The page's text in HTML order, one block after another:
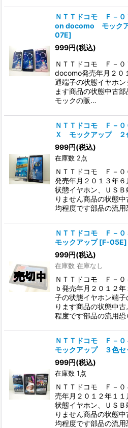
ＮＴＴドコモ Ｆ－
on docomo モック
07E]
999円(税込)
ＮＴＴドコモ Ｆ－
docomo発売年月２０
通端子の状態イヤホ
ます商品の状態中古
モックの販…
ＮＴＴドコモ Ｆ－
Ｘ モックアップ ２
999円(税込)
在庫数 2点
ＮＴＴドコモ Ｆ－
発売年月２０１３年
状態イヤホン、ＵＳ
りません商品の状態
均程度です部品の流
ＮＴＴドコモ Ｆ－
モックアップ [F-05E]
999円(税込)
在庫数 在庫なし
ＮＴＴドコモ Ｆ－
ｂ発売年月２０１２
子の状態イヤホン端
ります商品の状態中
程度です部品の流用
ＮＴＴドコモ Ｆ－
モックアップ ３色セ
999円(税込)
在庫数 1点
ＮＴＴドコモ Ｆ－
売年月２０１２年１
状態イヤホン、ＵＳ
りません商品の状態
均程度です部品の流